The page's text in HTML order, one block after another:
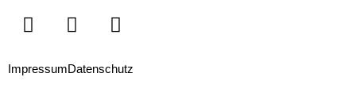
ImpressumDatenschutz